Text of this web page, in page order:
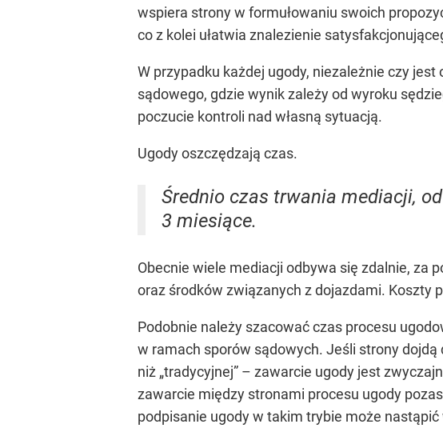
wspiera strony w formułowaniu swoich
co z kolei ułatwia znalezienie
W przypadku każdej ugody, niezależnie czy
sądowego, gdzie wynik zależy od wyroku
poczucie kontroli nad własną sytuacją.
Ugody oszczędzają czas.
Średnio czas trwania mediacji,
3 miesiące.
Obecnie wiele mediacji odbywa się zdalnie, za
oraz środków związanych z dojazdami. Koszty
Podobnie należy szacować czas procesu
w ramach sporów sądowych. Jeśli strony
niż „tradycyjnej” – zawarcie ugody jest
zawarcie między stronami procesu ugody
podpisanie ugody w takim trybie może